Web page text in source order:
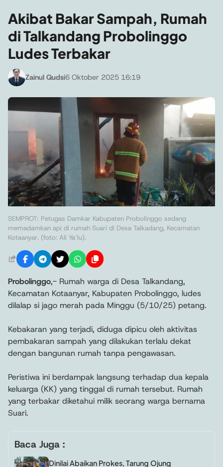
Akibat Bakar Sampah, Rumah
di Talkandang Probolinggo
Ludes Terbakar
Zainul Qudsi6 Oktober 2025 16:19
SEMPROT: Petugas Damkar Kabupaten Probolinggo sedang
memadamkan api di rumah Suari di Desa Talkadang, Kecamatan
Kotaanyar. (foto: Ali Ya’lu).
Probolinggo,- Rumah warga di Desa Talkandang,
Kecamatan Kotaanyar, Kabupaten Probolinggo, ludes
dilalap si jago merah pada Minggu (5/10/25) petang.
Kebakaran yang terjadi, diduga dipicu oleh aktivitas
pembakaran sampah yang dilakukan terlalu dekat
dengan bangunan rumah tanpa pengawasan.
Peristiwa ini berdampak langsung terhadap dua kepala
keluarga (KK) yang tinggal di rumah tersebut. Rumah
yang terbakar diketahui milik seorang warga bernama
Suari.
Baca Juga :
Dinilai Abaikan Prokes, Tarung Ojung